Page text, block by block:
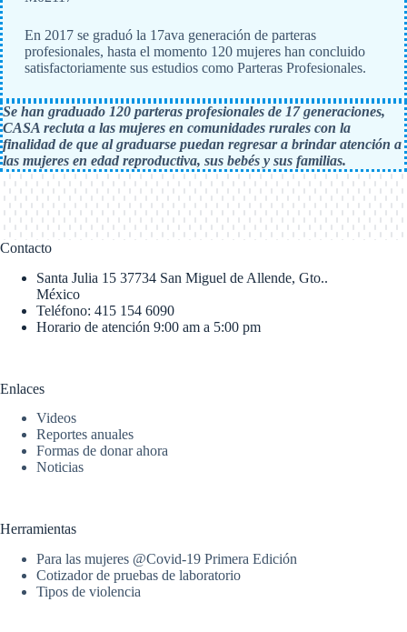
En 2017 se graduó la 17ava generación de parteras
profesionales, hasta el momento 120 mujeres han concluido
satisfactoriamente sus estudios como Parteras Profesionales.
Se han graduado 120 parteras profesionales de 17 generaciones,
CASA recluta a las mujeres en comunidades rurales con la
finalidad de que al graduarse puedan regresar a brindar atención a
las mujeres en edad reproductiva, sus bebés y sus familias.
Contacto
Santa Julia 15 37734 San Miguel de Allende, Gto..
México
Teléfono: 415 154 6090
Horario de atención 9:00 am a 5:00 pm
Enlaces
Videos
Reportes anuales
Formas de donar ahora
Noticias
Herramientas
Para las mujeres @Covid-19 Primera Edición
Cotizador de pruebas de laboratorio
Tipos de violencia